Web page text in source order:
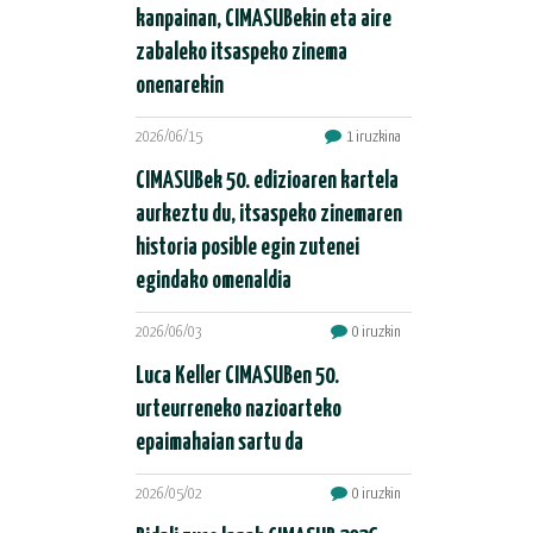
kanpainan, CIMASUBekin eta aire
zabaleko itsaspeko zinema
onenarekin
2026/06/15 1 iruzkina
CIMASUBek 50. edizioaren kartela
aurkeztu du, itsaspeko zinemaren
historia posible egin zutenei
egindako omenaldia
2026/06/03 0 iruzkin
Luca Keller CIMASUBen 50.
urteurreneko nazioarteko
epaimahaian sartu da
2026/05/02 0 iruzkin